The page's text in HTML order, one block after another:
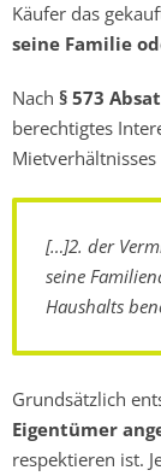
Käufer das
seine Familie
Nach § 573
berechtigtes
[…]2. der
seine
Haushalts
Grundsätzlich
Eigentümer
respektieren ist.